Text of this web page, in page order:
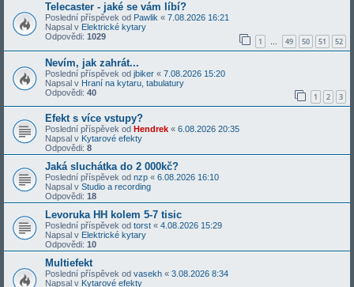
Telecaster - jaké se vám líbí?
Poslední příspěvek od Pawlik « 7.08.2026 16:21
Napsal v Elektrické kytary
Odpovědi: 1029 1 … 49 50 51 52
Nevím, jak zahrát...
Poslední příspěvek od jbiker « 7.08.2026 15:20
Napsal v Hraní na kytaru, tabulatury
Odpovědi: 40 1 2 3
Efekt s více vstupy?
Poslední příspěvek od Hendrek « 6.08.2026 20:35
Napsal v Kytarové efekty
Odpovědi: 8
Jaká sluchátka do 2 000kč?
Poslední příspěvek od nzp « 6.08.2026 16:10
Napsal v Studio a recording
Odpovědi: 18
Levoruka HH kolem 5-7 tisic
Poslední příspěvek od torst « 4.08.2026 15:29
Napsal v Elektrické kytary
Odpovědi: 10
Multiefekt
Poslední příspěvek od vasekh « 3.08.2026 8:34
Napsal v Kytarové efekty